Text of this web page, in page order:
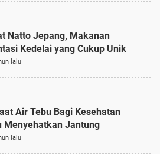
Natto Jepang, Makanan
Kedelai yang Cukup Unik
lalu
Air Tebu Bagi Kesehatan
Menyehatkan Jantung
lalu